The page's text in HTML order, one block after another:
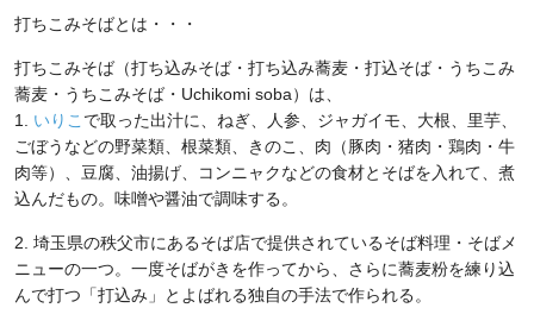
打ちこみそばとは・・・
打ちこみそば（打ち込みそば・打ち込み蕎麦・打込そば・うちこみ
蕎麦・うちこみそば・Uchikomi soba）は、
1. いりこ で取った出汁に、ねぎ、人参、ジャガイモ、大根、里芋、
ごぼうなどの野菜類、根菜類、きのこ、肉（豚肉・猪肉・鶏肉・牛
肉等）、豆腐、油揚げ、コンニャクなどの食材とそばを入れて、煮
込んだもの。味噌や醤油で調味する。
2. 埼玉県の秩父市にあるそば店で提供されているそば料理・そばメ
ニューの一つ。一度そばがきを作ってから、さらに蕎麦粉を練り込
んで打つ「打込み」とよばれる独自の手法で作られる。